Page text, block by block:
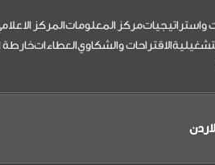
واستراتيجياتمركز المعلوماتالمركز
الاقتراحات والشكاويالعطاءاتخارطة